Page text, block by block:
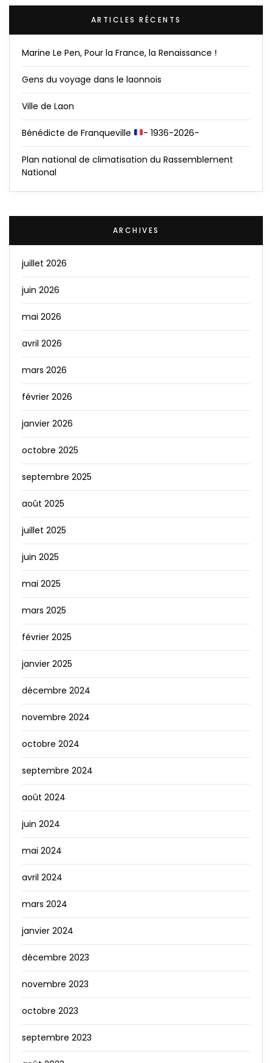
ARTICLES RÉCENTS
Marine Le Pen, Pour la France, la Renaissance !
Gens du voyage dans le laonnois
Ville de Laon
Bénédicte de Franqueville - 1936-2026-
Plan national de climatisation du Rassemblement
National
ARCHIVES
juillet 2026
juin 2026
mai 2026
avril 2026
mars 2026
février 2026
janvier 2026
octobre 2025
septembre 2025
août 2025
juillet 2025
juin 2025
mai 2025
mars 2025
février 2025
janvier 2025
décembre 2024
novembre 2024
octobre 2024
septembre 2024
août 2024
juin 2024
mai 2024
avril 2024
mars 2024
janvier 2024
décembre 2023
novembre 2023
octobre 2023
septembre 2023